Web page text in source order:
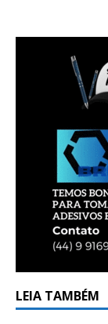
LEIA TAMBÉM